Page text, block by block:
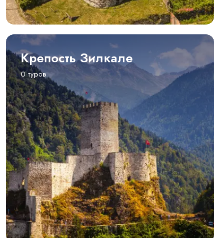
Крепость Зилкале
0 туров